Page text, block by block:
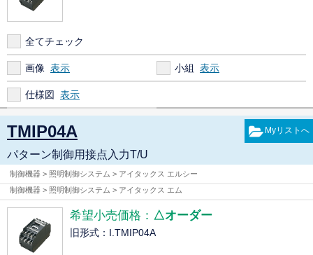
全てチェック
画像 小組
仕様図
TMIP04A
パターン制御用接点入力T/U
制御機器 > 照明制御システム > アイタックス エルシー
制御機器 > 照明制御システム > アイタックス エム
希望小売価格： △オーダー
旧形式：I.TMIP04A